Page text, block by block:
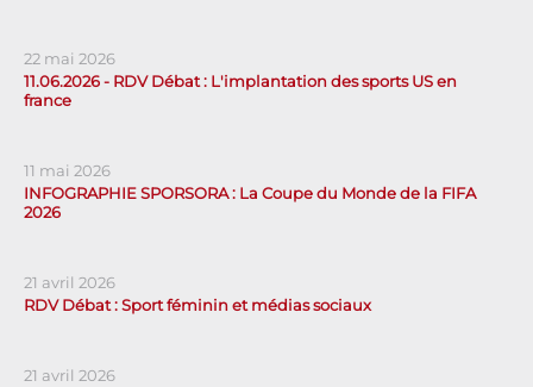
22 mai 2026
11.06.2026 - RDV Débat : L'implantation des sports US en
france
11 mai 2026
INFOGRAPHIE SPORSORA : La Coupe du Monde de la FIFA
2026
21 avril 2026
RDV Débat : Sport féminin et médias sociaux
21 avril 2026